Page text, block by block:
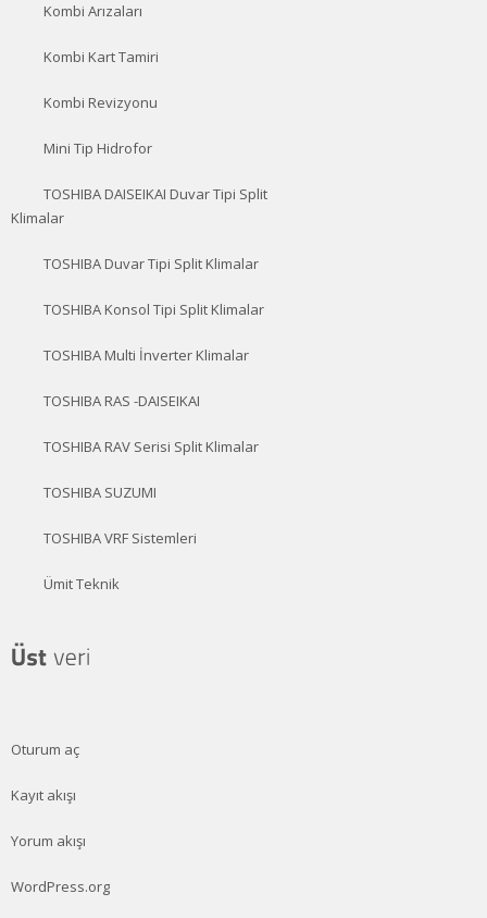
Kombi Arızaları
Kombi Kart Tamiri
Kombi Revizyonu
Mini Tip Hidrofor
TOSHIBA DAISEIKAI Duvar Tipi Split
Klimalar
TOSHIBA Duvar Tipi Split Klimalar
TOSHIBA Konsol Tipi Split Klimalar
TOSHIBA Multi İnverter Klimalar
TOSHIBA RAS -DAISEIKAI
TOSHIBA RAV Serisi Split Klimalar
TOSHIBA SUZUMI
TOSHIBA VRF Sistemleri
Ümit Teknik
Oturum aç
Kayıt akışı
Yorum akışı
WordPress.org